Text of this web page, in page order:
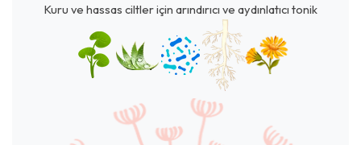
Kuru ve hassas ciltler için arındırıcı ve aydınlatıcı tonik